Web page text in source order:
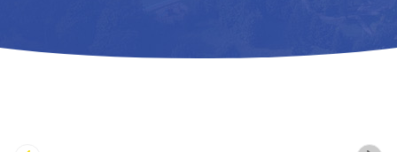
PRO TURISTY